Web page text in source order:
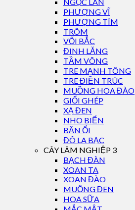
NGỌC LAN
PHƯỢNG VĨ
PHƯỢNG TÍM
TRÔM
VỐI BẮC
ĐINH LĂNG
TẦM VÔNG
TRE MẠNH TÔNG
TRE ĐIỀN TRÚC
MUỒNG HOA ĐÀO
GIỔI GHÉP
XẠ ĐEN
NHO BIỂN
BẦN ỔI
ĐÔ LA BẠC
CÂY LÂM NGHIỆP 3
BẠCH ĐÀN
XOAN TA
XOAN ĐÀO
MUỒNG ĐEN
HOA SỮA